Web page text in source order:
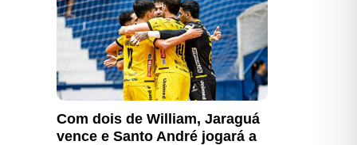
Com dois de William, Jaraguá
vence e Santo André jogará a